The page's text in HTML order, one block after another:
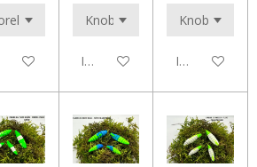
WarenkorbIn den WarenkorbIn den